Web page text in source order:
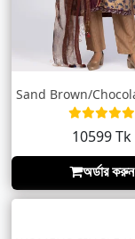
10599 Tk
অর্ডার করুন